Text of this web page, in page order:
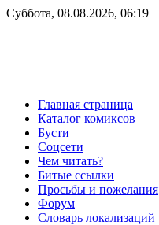
Суббота, 08.08.2026, 06:19
Главная страница
Каталог комиксов
Бусти
Соцсети
Чем читать?
Битые ссылки
Просьбы и пожелания
Форум
Словарь локализаций